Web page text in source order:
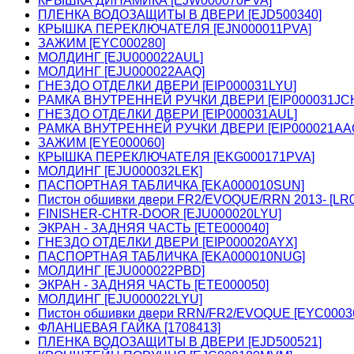
ПЛЕНКА ВОДОЗАЩИТЫ В ДВЕРИ [EJD500340]
КРЫШКА ПЕРЕКЛЮЧАТЕЛЯ [EJN000011PVA]
ЗАЖИМ [EYC000280]
МОЛДИНГ [EJU000022AUL]
МОЛДИНГ [EJU000022AAQ]
ГНЕЗДО ОТДЕЛКИ ДВЕРИ [EIP000031LYU]
РАМКА ВНУТРЕННЕЙ РУЧКИ ДВЕРИ
ГНЕЗДО ОТДЕЛКИ ДВЕРИ [EIP000031AUL]
РАМКА ВНУТРЕННЕЙ РУЧКИ ДВЕРИ
ЗАЖИМ [EYE000060]
КРЫШКА ПЕРЕКЛЮЧАТЕЛЯ [EKG000171PVA]
МОЛДИНГ [EJU000032LEK]
ПАСПОРТНАЯ ТАБЛИЧКА [EKA000010SUN]
Пистон обшивки двери FR2/EVOQUE/RRN 2013-
FINISHER-CHTR-DOOR [EJU000020LYU]
ЭКРАН - ЗАДНЯЯ ЧАСТЬ [ETE000040]
ГНЕЗДО ОТДЕЛКИ ДВЕРИ [EIP000020AYX]
ПАСПОРТНАЯ ТАБЛИЧКА [EKA000010NUG]
МОЛДИНГ [EJU000022PBD]
ЭКРАН - ЗАДНЯЯ ЧАСТЬ [ETE000050]
МОЛДИНГ [EJU000022LYU]
Пистон обшивки двери RRN/FR2/EVOQUE
ФЛАНЦЕВАЯ ГАЙКА [1708413]
ПЛЕНКА ВОДОЗАЩИТЫ В ДВЕРИ [EJD500521]